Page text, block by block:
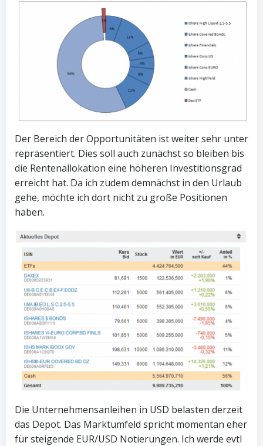
Der Bereich der Opportunitäten ist weiter sehr unter
repräsentiert. Dies soll auch zunächst so bleiben bis
die Rentenallokation eine höheren Investitionsgrad
erreicht hat. Da ich zudem demnächst in den Urlaub
gehe, möchte ich dort nicht zu große Positionen
haben.
Die Unternehmensanleihen in USD belasten derzeit
das Depot. Das Marktumfeld spricht momentan eher
für steigende EUR/USD Notierungen. Ich werde evtl